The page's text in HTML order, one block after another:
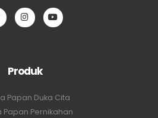
Produk
Papan Duka Cita
Papan Pernikahan